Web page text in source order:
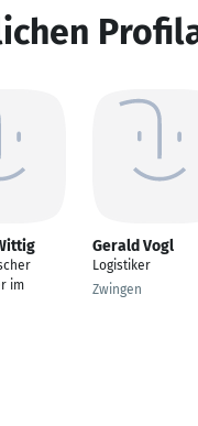
im
Gerald Vogl
Logistiker
Zwingen